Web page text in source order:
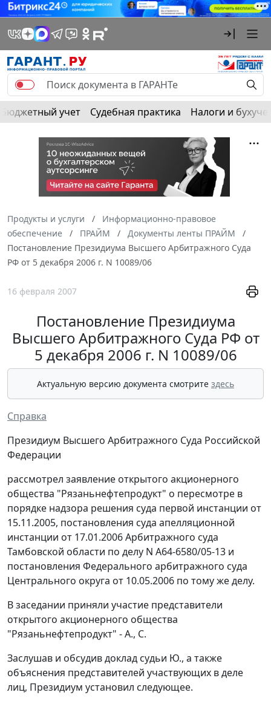
Бюджетный учет Судебная практика Налоги и
Продукты и услуги
Информационно-правовое
обеспечение
ПРАЙМ
Документы ленты ПРАЙМ
Постановление Президиума Высшего Арбитражного Суда
РФ от 5 декабря 2006 г. N 10089/06
16 февраля 2007
Постановление Президиума
Высшего Арбитражного Суда РФ от
5 декабря 2006 г. N 10089/06
Актуальную версию документа смотрите здесь
Справка
Президиум Высшего Арбитражного Суда Российской
Федерации
рассмотрел заявление открытого акционерного
общества "Рязаньнефтепродукт" о пересмотре в
порядке надзора решения суда первой инстанции от
15.11.2005, постановления суда апелляционной
инстанции от 17.01.2006 Арбитражного суда
Тамбовской области по делу N А64-6580/05-13 и
постановления Федерального арбитражного суда
Центрального округа от 10.05.2006 по тому же делу.
В заседании приняли участие представители
открытого акционерного общества
"Рязаньнефтепродукт" - А., С.
Заслушав и обсудив доклад судьи Ю., а также
объяснения представителей участвующих в деле
лиц, Президиум установил следующее.